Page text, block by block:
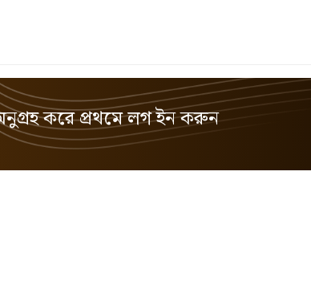
করে প্রথমে লগ ইন করুন